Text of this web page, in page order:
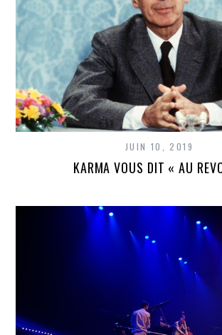
JUIN 10, 2019
KARMA VOUS DIT « AU